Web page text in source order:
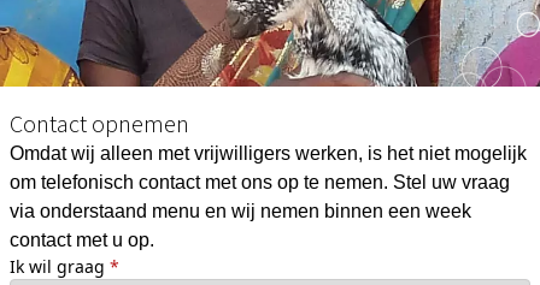
contact-
formulier
Contact opnemen
Omdat wij alleen met vrijwilligers werken, is het niet mogelijk
om telefonisch contact met ons op te nemen. Stel uw vraag
via onderstaand menu en wij nemen binnen een week
contact met u op.
Ik wil graag *